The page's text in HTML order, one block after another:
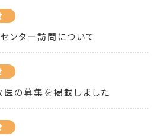
ンター訪問について
の募集を掲載しました